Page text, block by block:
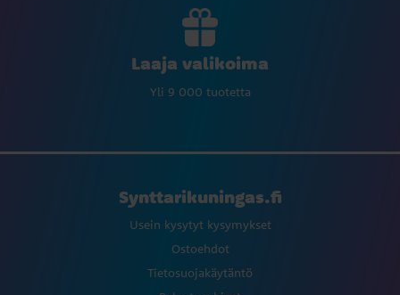
Laaja valikoima
Yli 9 000 tuotetta
Synttarikuningas.fi
Usein kysytyt kysymykset
Ostoehdot
Tietosuojakäytäntö